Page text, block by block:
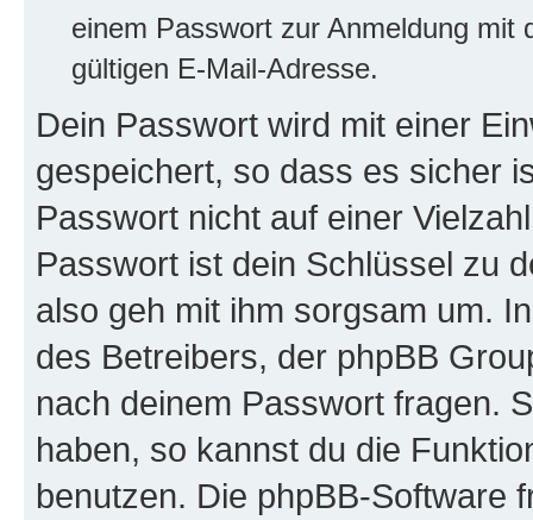
einem Passwort zur Anmeldung mit
gültigen E-Mail-Adresse.
Dein Passwort wird mit einer
gespeichert, so dass es sicher
Passwort nicht auf einer
Passwort ist dein Schlüssel zu
also geh mit ihm sorgsam um.
des Betreibers, der phpBB
nach deinem Passwort fragen.
haben, so kannst du die
benutzen. Die phpBB-Software